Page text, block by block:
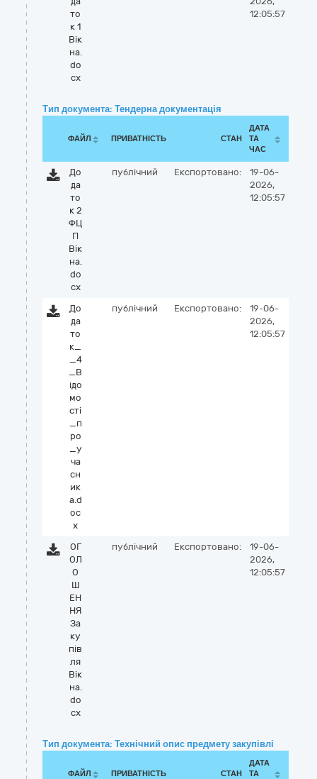
то
к 1
Вік
на.
do
cx
12:05:57
Тип документа: Тендерна документація
ФАЙЛ ПРИВАТНІСТЬ СТАН
ДАТА
ТА
ЧАС
До
да
то
к 2
ФЦ
П
Вік
на.
do
cx
публічний Експортовано:
19-06-
2026,
12:05:57
До
да
то
к_
_4
_В
ідо
мо
сті
_п
ро
_у
ча
сн
ик
а.d
oc
x
публічний Експортовано:
19-06-
2026,
12:05:57
ОГ
ОЛ
О
Ш
ЕН
НЯ
За
ку
пів
ля
Вік
на.
do
cx
публічний Експортовано:
19-06-
2026,
12:05:57
Тип документа: Технічний опис предмету закупівлі
ФАЙЛ ПРИВАТНІСТЬ СТАН
ДАТА
ТА